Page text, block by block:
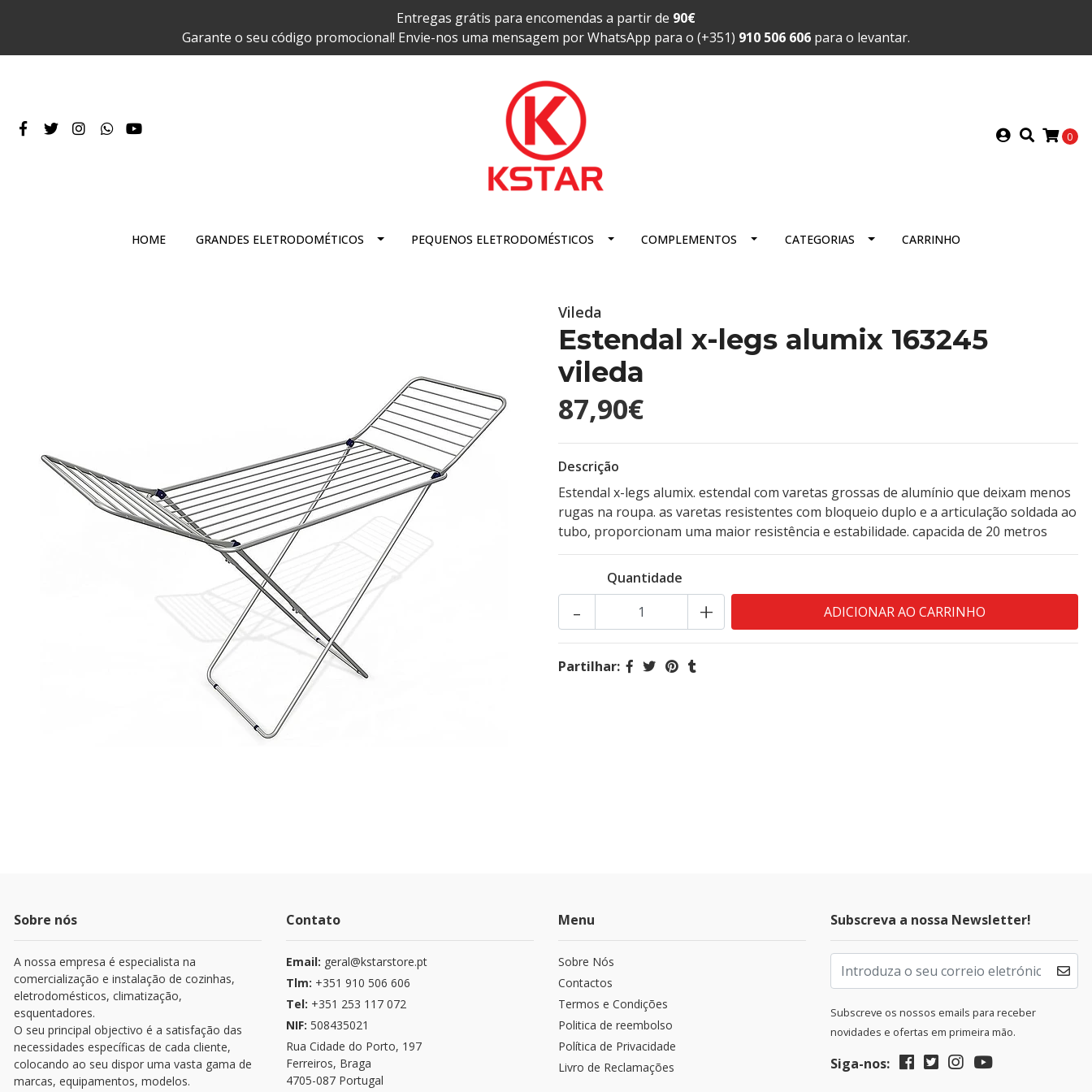
Entregas grátis para encomendas a partir de 90€
Garante o seu código promocional! Envie-nos uma mensagem por WhatsApp para o (+351) 910 506 606 para o levantar.
0
HOME GRANDES ELETRODOMÉTICOS PEQUENOS ELETRODOMÉSTICOS COMPLEMENTOS CATEGORIAS CARRINHO
Vileda
Estendal x-legs alumix 163245
vileda
87,90€
Descrição
Estendal x-legs alumix. estendal com varetas grossas de alumínio que deixam menos
rugas na roupa. as varetas resistentes com bloqueio duplo e a articulação soldada ao
tubo, proporcionam uma maior resistência e estabilidade. capacida de 20 metros
Quantidade
+
-
Partilhar:
Sobre nós
A nossa empresa é especialista na
comercialização e instalação de cozinhas,
eletrodomésticos, climatização,
esquentadores.
O seu principal objectivo é a satisfação das
necessidades específicas de cada cliente,
colocando ao seu dispor uma vasta gama de
marcas, equipamentos, modelos.
Contato
Email: geral@kstarstore.pt
Tlm: +351 910 506 606
Tel: +351 253 117 072
NIF: 508435021
Rua Cidade do Porto, 197
Ferreiros, Braga
4705-087 Portugal
Menu
Sobre Nós
Contactos
Termos e Condições
Politica de reembolso
Política de Privacidade
Livro de Reclamações
Subscreva a nossa Newsletter!
Subscreve os nossos emails para receber
novidades e ofertas em primeira mão.
Siga-nos: